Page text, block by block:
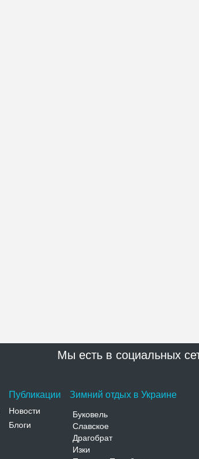
Мы есть в социальных
Публикации
Новости
Блоги
Зимний отдых в Украине
Буковель
Славское
Драгобрат
Изки